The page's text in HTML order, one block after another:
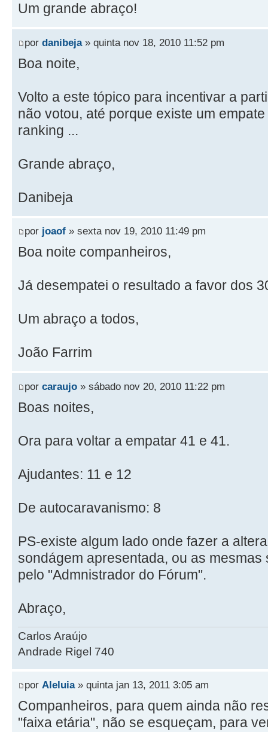
Um grande abraço!
por danibeja» quinta nov 18, 2010 11:52 pm
Boa noite,
Volto a este tópico para incentivar a
não votou, até porque existe um
ranking ...
Grande abraço,
Danibeja
por joaof » sexta nov 19, 2010 11:49 pm
Boa noite companheiros,
Já desempatei o resultado a favor dos
Um abraço a todos,
João Farrim
por caraujo » sábado nov 20, 2010 11:22 pm
Boas noites,
Ora para voltar a empatar 41 e 41.
Ajudantes: 11 e 12
De autocaravanismo: 8
PS-existe algum lado onde fazer a
sondágem apresentada, ou as mesmas
pelo "Admnistrador do Fórum".
Abraço,
Carlos Araújo
Andrade Rigel 740
por Aleluia» quinta jan 13, 2011 3:05 am
Companheiros, para quem ainda não
"faixa etária", não se esqueçam, para